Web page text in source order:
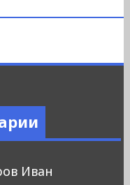
Иван